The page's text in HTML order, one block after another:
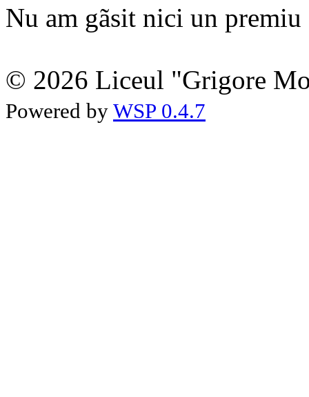
Nu am gãsit nici un premiu
© 2026 Liceul "Grigore
Powered by WSP 0.4.7